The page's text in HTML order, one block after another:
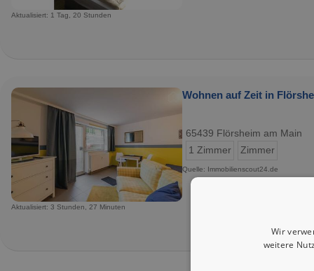
Aktualisiert: 1 Tag, 20 Stunden
Wohnen auf Zeit in
65439 Flörsheim am Main
1 Zimmer
Zimmer
Quelle: Immobilienscout24.de
Aktualisiert: 3 Stunden, 27 Minuten
Wir
weitere